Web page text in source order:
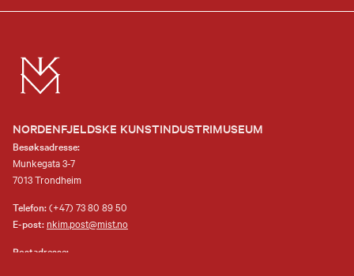
NORDENFJELDSKE KUNSTINDUSTRIMUSEUM
Besøksadresse:
Munkegata 3-7
7013 Trondheim
Telefon:(+47) 73 80 89 50
E-post: nkim.post@mist.no
Postadresse: